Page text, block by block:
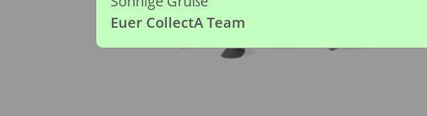
Euer CollectA Team